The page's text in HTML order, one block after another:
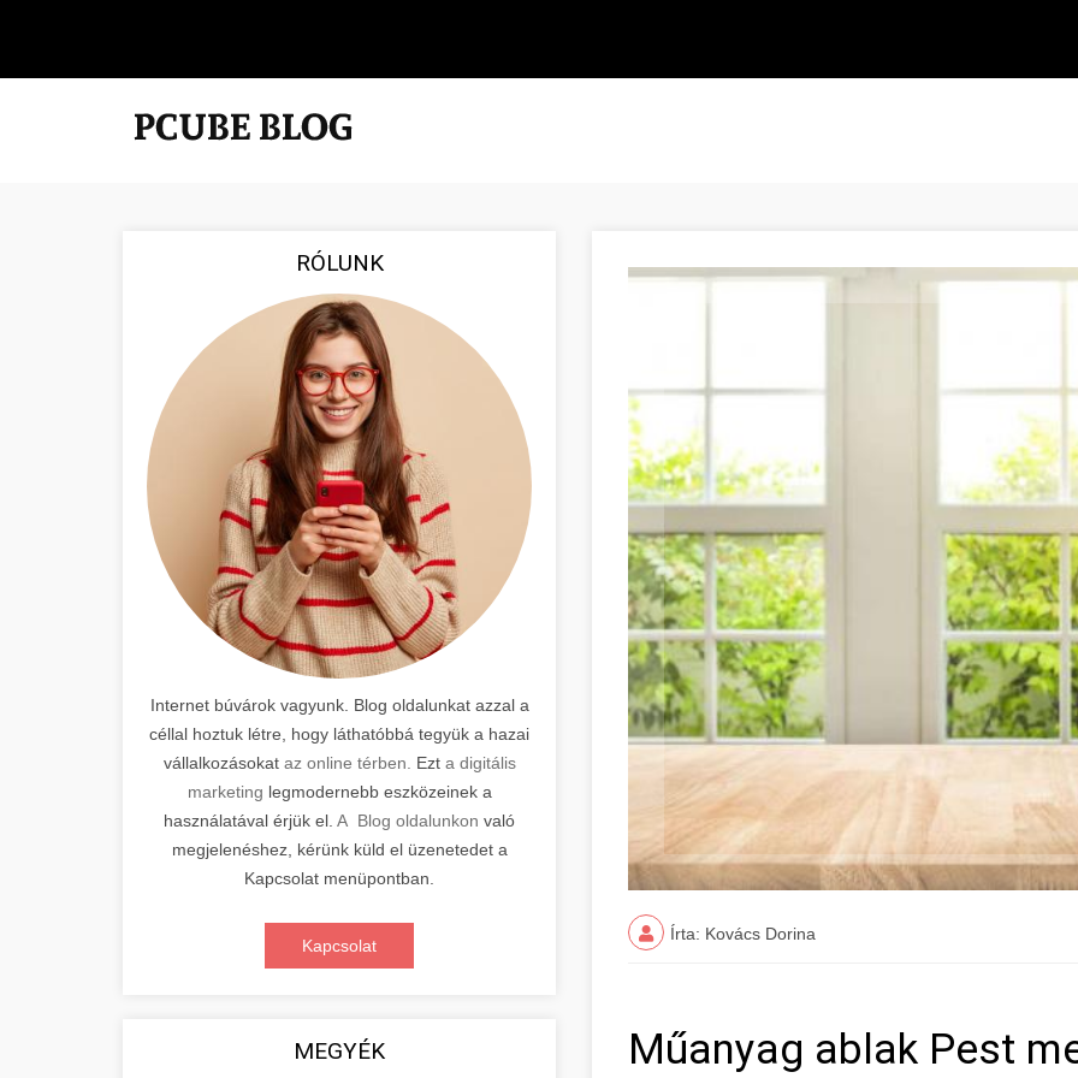
RÓLUNK
Internet búvárok vagyunk. Blog oldalunkat azzal a
céllal hoztuk létre, hogy láthatóbbá tegyük a hazai
vállalkozásokat az online térben. Ezt a digitális
marketing legmodernebb eszközeinek a
használatával érjük el. A Blog oldalunkon való
megjelenéshez, kérünk küld el üzenetedet a
Kapcsolat menüpontban.
Kapcsolat
MEGYÉK
Írta: Kovács Dorina
Műanyag ablak Pest